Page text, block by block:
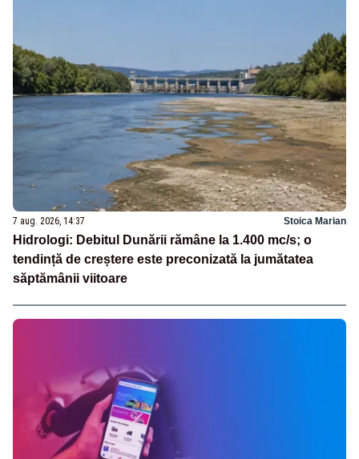
7 aug. 2026, 14:37 Stoica Marian
Hidrologi: Debitul Dunării rămâne la 1.400 mc/s; o
tendință de creștere este preconizată la jumătatea
săptămânii viitoare